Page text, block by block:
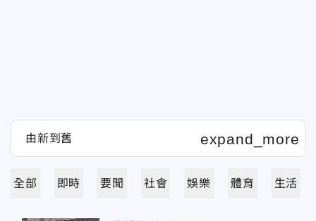
全部 即時 要聞 社會 娛樂 體育 生活